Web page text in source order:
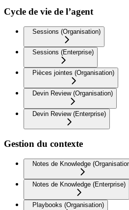
Cycle de vie de l’agent
Sessions (Organisation)
Sessions (Enterprise)
Pièces jointes (Organisation)
Devin Review (Organisation)
Devin Review (Enterprise)
Gestion du contexte
Notes de Knowledge
Notes de Knowledge (Enterprise)
Playbooks (Organisation)